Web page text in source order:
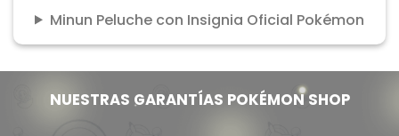
Minun Peluche con Insignia Oficial Pokémon
NUESTRAS GARANTÍAS POKÉMON SHOP